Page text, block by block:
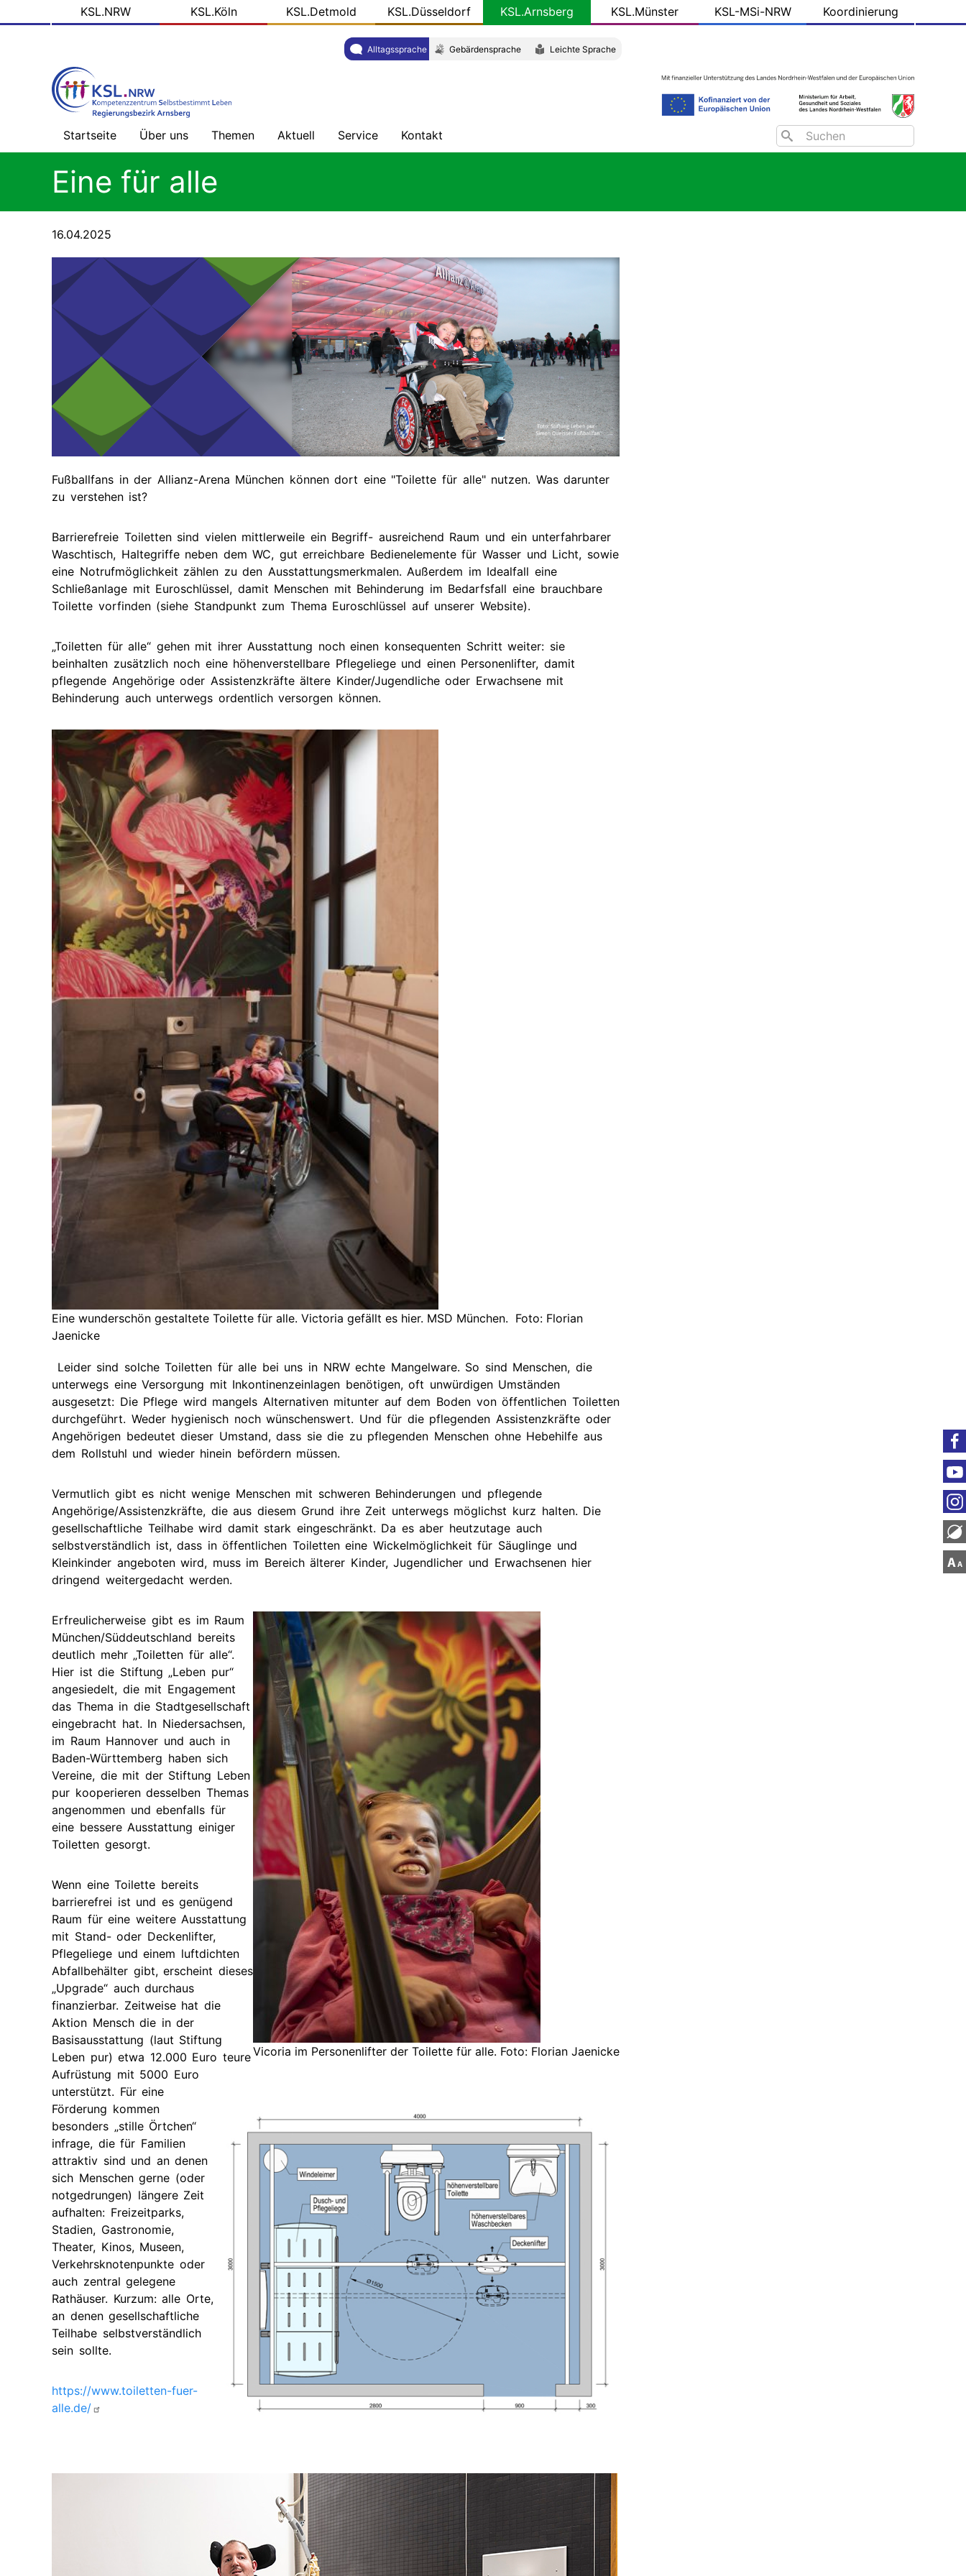
zum
KSLKSL.NRW KSL.Köln KSL.Detmold KSL.Düsseldorf KSL.Arnsberg KSL.Münster KSL-MSi-NRW Koordinierung
Alltagssprache Gebärdensprache Leichte Sprache
Search
Startseite Über uns
Willkommen
unserer
Das
wir
Themen
ohne
Barrieren
Alles,
Bescheid
wissen
(Leichte
Sprache)
Gute
Beispiele
aus
Regierungsbezirk
Besonderes
Merkmal:
Frau?!
bestimmen
Aktuell
Soziale
Medien
Zuküntige
Termine
Vergangene
Termine
Service
Konkret
zu
wissen
-
Newsletter
Presse
Links
Kontakt
Eine für alle
16.04.2025
Fußballfans in der Allianz-Arena München können dort eine "Toilette für alle" nutzen. Was darunter
zu verstehen ist?
Barrierefreie Toiletten sind vielen mittlerweile ein Begriff- ausreichend Raum und ein unterfahrbarer
Waschtisch, Haltegriffe neben dem WC, gut erreichbare Bedienelemente für Wasser und Licht, sowie
eine Notrufmöglichkeit zählen zu den Ausstattungsmerkmalen. Außerdem im Idealfall eine
Schließanlage mit Euroschlüssel, damit Menschen mit Behinderung im Bedarfsfall eine brauchbare
Toilette vorfinden (siehe Standpunkt zum Thema Euroschlüssel auf unserer Website).
„Toiletten für alle“ gehen mit ihrer Ausstattung noch einen konsequenten Schritt weiter: sie
beinhalten zusätzlich noch eine höhenverstellbare Pflegeliege und einen Personenlifter, damit
pflegende Angehörige oder Assistenzkräfte ältere Kinder/Jugendliche oder Erwachsene mit
Behinderung auch unterwegs ordentlich versorgen können.
Eine wunderschön gestaltete Toilette für alle. Victoria gefällt es hier. MSD München. Foto: Florian
Jaenicke
Leider sind solche Toiletten für alle bei uns in NRW echte Mangelware. So sind Menschen, die
unterwegs eine Versorgung mit Inkontinenzeinlagen benötigen, oft unwürdigen Umständen
ausgesetzt: Die Pflege wird mangels Alternativen mitunter auf dem Boden von öffentlichen Toiletten
durchgeführt. Weder hygienisch noch wünschenswert. Und für die pflegenden Assistenzkräfte oder
Angehörigen bedeutet dieser Umstand, dass sie die zu pflegenden Menschen ohne Hebehilfe aus
dem Rollstuhl und wieder hinein befördern müssen.
Vermutlich gibt es nicht wenige Menschen mit schweren Behinderungen und pflegende
Angehörige/Assistenzkräfte, die aus diesem Grund ihre Zeit unterwegs möglichst kurz halten. Die
gesellschaftliche Teilhabe wird damit stark eingeschränkt. Da es aber heutzutage auch
selbstverständlich ist, dass in öffentlichen Toiletten eine Wickelmöglichkeit für Säuglinge und
Kleinkinder angeboten wird, muss im Bereich älterer Kinder, Jugendlicher und Erwachsenen hier
dringend weitergedacht werden.
Vicoria im Personenlifter der Toilette für alle. Foto: Florian Jaenicke
Erfreulicherweise gibt es im Raum
München/Süddeutschland bereits
deutlich mehr „Toiletten für alle“.
Hier ist die Stiftung „Leben pur“
angesiedelt, die mit Engagement
das Thema in die Stadtgesellschaft
eingebracht hat. In Niedersachsen,
im Raum Hannover und auch in
Baden-Württemberg haben sich
Vereine, die mit der Stiftung Leben
pur kooperieren desselben Themas
angenommen und ebenfalls für
eine bessere Ausstattung einiger
Toiletten gesorgt.
Wenn eine Toilette bereits
barrierefrei ist und es genügend
Raum für eine weitere Ausstattung
mit Stand- oder Deckenlifter,
Pflegeliege und einem luftdichten
Abfallbehälter gibt, erscheint dieses
„Upgrade“ auch durchaus
finanzierbar. Zeitweise hat die
Aktion Mensch die in der
Basisausstattung (laut Stiftung
Leben pur) etwa 12.000 Euro teure
Aufrüstung mit 5000 Euro
unterstützt. Für eine
Förderung kommen
besonders „stille Örtchen“
infrage, die für Familien
attraktiv sind und an denen
sich Menschen gerne (oder
notgedrungen) längere Zeit
aufhalten: Freizeitparks,
Stadien, Gastronomie,
Theater, Kinos, Museen,
Verkehrsknotenpunkte oder
auch zentral gelegene
Rathäuser. Kurzum: alle Orte,
an denen gesellschaftliche
Teilhabe selbstverständlich
sein sollte.
https://www.toiletten-fuer-
alle.de/